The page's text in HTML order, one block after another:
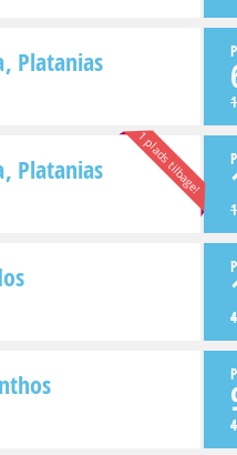
Platanias
Platanias 1 plads tilbage!